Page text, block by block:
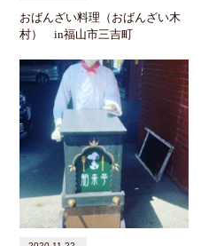
おばんざい料理（おばんざい木
村） in福山市三吉町